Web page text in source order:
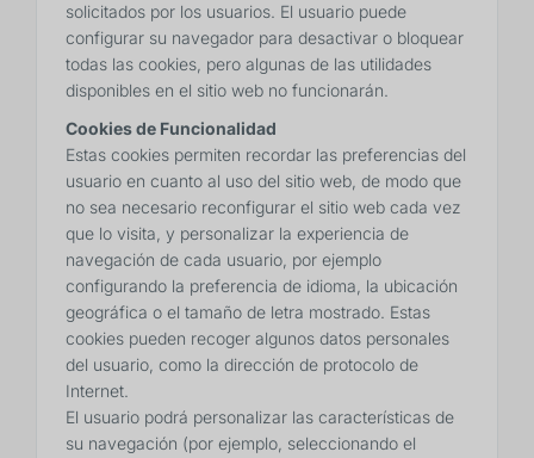
solicitados por los usuarios. El usuario puede
configurar su navegador para desactivar o bloquear
todas las cookies, pero algunas de las utilidades
disponibles en el sitio web no funcionarán.
Cookies de Funcionalidad
Estas cookies permiten recordar las preferencias del
usuario en cuanto al uso del sitio web, de modo que
no sea necesario reconfigurar el sitio web cada vez
que lo visita, y personalizar la experiencia de
navegación de cada usuario, por ejemplo
configurando la preferencia de idioma, la ubicación
geográfica o el tamaño de letra mostrado. Estas
cookies pueden recoger algunos datos personales
del usuario, como la dirección de protocolo de
Internet.
El usuario podrá personalizar las características de
su navegación (por ejemplo, seleccionando el